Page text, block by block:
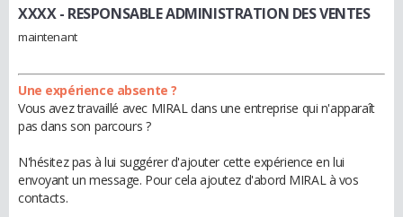
XXXX- RESPONSABLE ADMINISTRATION DES VENTES
maintenant
Une expérience absente ?
Vous avez travaillé avec MIRAL dans une entreprise qui n'apparaît
pas dans son parcours ?
N'hésitez pas à lui suggérer d'ajouter cette expérience en lui
envoyant un message. Pour cela ajoutez d'abord MIRAL à vos
contacts.